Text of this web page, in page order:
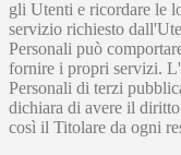
gli Utenti e ricordare le
servizio richiesto
Personali può
fornire i propri servizi.
Personali di terzi
dichiara di avere il
così il Titolare da ogni